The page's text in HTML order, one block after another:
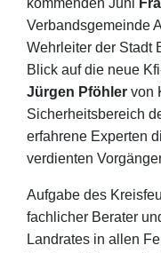
kommenden Juni
Verbandsgemeinde
Wehrleiter der Stadt
Blick auf die neue
Jürgen Pföhler von
Sicherheitsbereich
erfahrene Experten
verdienten
Aufgabe des
fachlicher Berater
Landrates in allen